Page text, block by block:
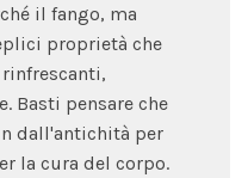
il fango, ma
proprietà che
Basti pensare che
dall'antichità per
la cura del corpo.